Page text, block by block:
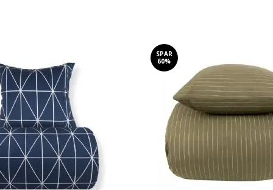
70x100 cm
(11)
100x140 cm
(9)
60x63 cm
(25)
SPAR
60%